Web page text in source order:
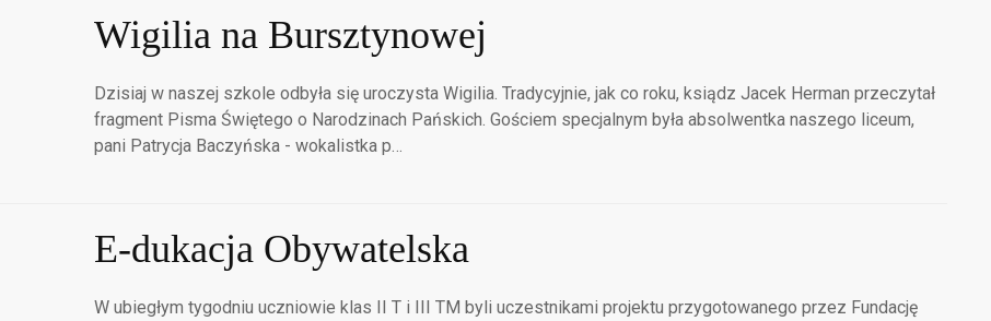
Wigilia na Bursztynowej
Dzisiaj w naszej szkole odbyła się uroczysta Wigilia. Tradycyjnie, jak co roku, ksiądz Jacek Herman przeczytał
fragment Pisma Świętego o Narodzinach Pańskich. Gościem specjalnym była absolwentka naszego liceum,
pani Patrycja Baczyńska - wokalistka p…
E-dukacja Obywatelska
W ubiegłym tygodniu uczniowie klas II T i III TM byli uczestnikami projektu przygotowanego przez Fundację